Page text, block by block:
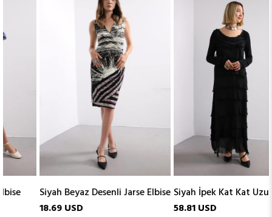
Siyah Beyaz Desenli Jarse Elbise
18.69 USD
Siyah İpek Kat Kat Uzun Elbise
58.81 USD